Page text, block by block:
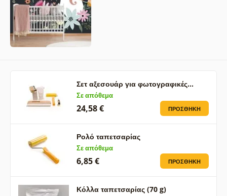
Σετ αξεσουάρ για φωτογραφικές…
Σε απόθεμα
24,58 € ΠΡΟΣΘΉΚΗ
Ρολό ταπετσαρίας
Σε απόθεμα
6,85 € ΠΡΟΣΘΉΚΗ
Κόλλα ταπετσαρίας (70 g)